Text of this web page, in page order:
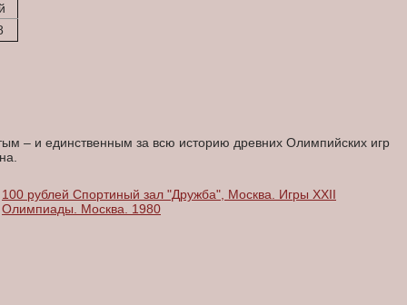
– и единственным за всю историю древних Олимпийских игр
100 рублей Спортиный зал "Дружба", Москва. Игры XXII
Олимпиады. Москва. 1980